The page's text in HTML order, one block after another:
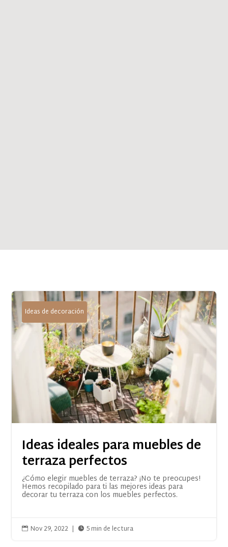
Ideas de decoración
Ideas ideales para muebles de
terraza perfectos
¿Cómo elegir muebles de terraza? ¡No te preocupes!
Hemos recopilado para ti las mejores ideas para
decorar tu terraza con los muebles perfectos.
 Nov 29, 2022 |  5 min de lectura